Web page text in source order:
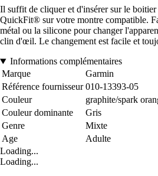
Il suffit de cliquer et d'insérer sur le boitier
QuickFit® sur votre montre compatible.
métal ou la silicone pour changer
clin d'œil. Le changement est facile et
Informations complémentaires
Marque
Garmin
Référence fournisseur 010-13393-05
Couleur
graphite/spark
Couleur dominante
Gris
Genre
Mixte
Age
Adulte
Loading...
Loading...